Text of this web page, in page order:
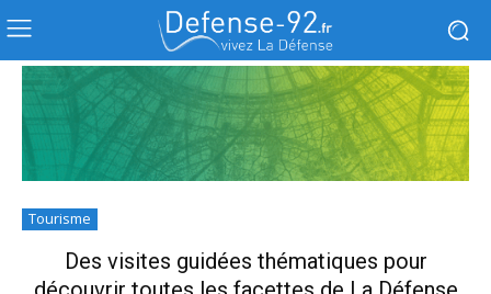
Tourisme
Des visites guidées thématiques pour